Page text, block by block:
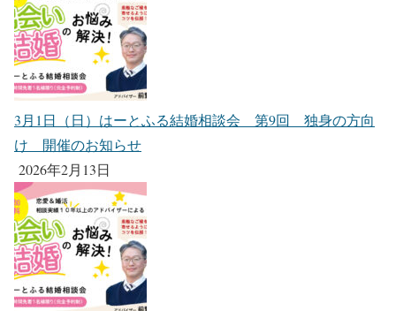
3月1日（日）はーとふる結婚相談会 第9回 独身の方向
け 開催のお知らせ
2026年2月13日